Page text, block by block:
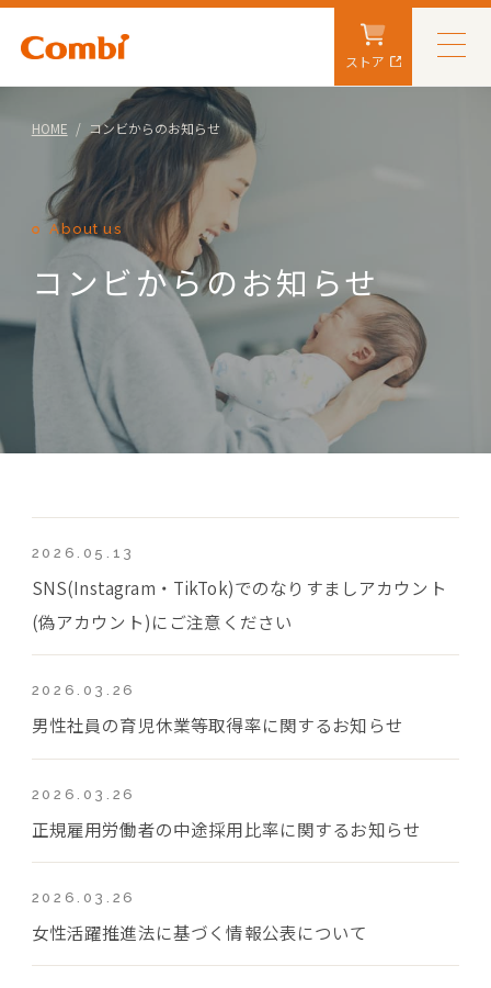
ストア
HOME コンビからのお知らせ
About us
コンビからのお知らせ
2026.05.13
SNS(Instagram・TikTok)でのなりすましアカウント
(偽アカウント)にご注意ください
2026.03.26
男性社員の育児休業等取得率に関するお知らせ
2026.03.26
正規雇用労働者の中途採用比率に関するお知らせ
2026.03.26
女性活躍推進法に基づく情報公表について